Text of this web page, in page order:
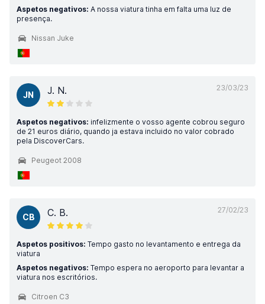
Aspetos negativos: A nossa viatura tinha em falta uma luz de
presença.
Nissan Juke
23/03/23
JN J. N.
Aspetos negativos: infelizmente o vosso agente cobrou seguro
de 21 euros diário, quando ja estava incluido no valor cobrado
pela DiscoverCars.
Peugeot 2008
27/02/23
CB C. B.
Aspetos positivos: Tempo gasto no levantamento e entrega da
viatura
Aspetos negativos: Tempo espera no aeroporto para levantar a
viatura nos escritórios.
Citroen C3